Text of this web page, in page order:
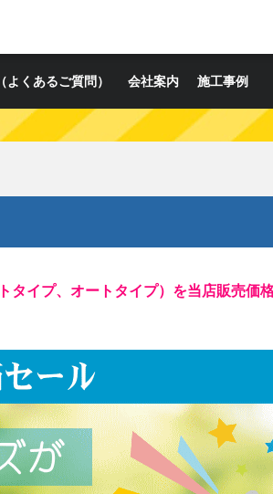
よくあるご質問） 会社案内 施工事例
タイプ、オートタイプ）を当店販売価